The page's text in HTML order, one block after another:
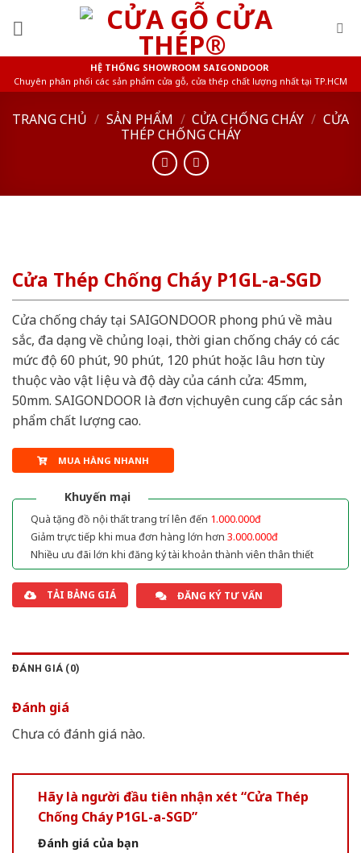
HỆ THỐNG SHOWROOM SAIGONDOOR
Chuyên phân phối các sản phẩm cửa gỗ, cửa thép chất lượng nhất tại TP.HCM
TRANG CHỦ / SẢN PHẨM / CỬA CHỐNG CHÁY / CỬA
THÉP CHỐNG CHÁY
Cửa Thép Chống Cháy P1GL-a-SGD
Cửa chống cháy tại SAIGONDOOR phong phú về màu
sắc, đa dạng về chủng loại, thời gian chống cháy có các
mức độ 60 phút, 90 phút, 120 phút hoặc lâu hơn tùy
thuộc vào vật liệu và độ dày của cánh cửa: 45mm,
50mm. SAIGONDOOR là đơn vị chuyên cung cấp các sản
phẩm chất lượng cao.
MUA HÀNG NHANH
Khuyến mại
Quà tặng đồ nội thất trang trí lên đến 1.000.000đ
Giảm trực tiếp khi mua đơn hàng lớn hơn 3.000.000đ
Nhiều ưu đãi lớn khi đăng ký tài khoản thành viên thân thiết
TẢI BẢNG GIÁ ĐĂNG KÝ TƯ VẤN
ĐÁNH GIÁ (0)
Đánh giá
Chưa có đánh giá nào.
Hãy là người đầu tiên nhận xét “Cửa Thép
Chống Cháy P1GL-a-SGD”
Đánh giá của bạn